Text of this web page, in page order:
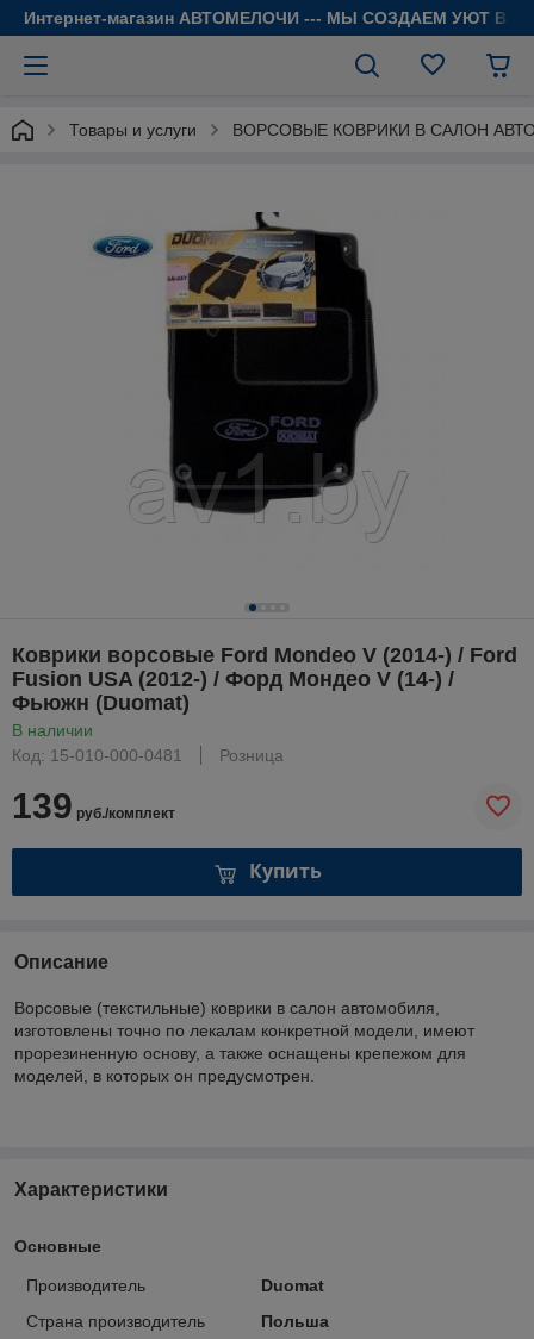
Интернет-магазин АВТОМЕЛОЧИ --- МЫ СОЗДАЕМ УЮТ В
Товары и услуги ВОРСОВЫЕ КОВРИКИ В САЛОН
Коврики ворсовые Ford Mondeo V (2014-) / Ford
Fusion USA (2012-) / Форд Мондео V (14-) /
Фьюжн (Duomat)
В наличии
Код: 15-010-000-0481
Розница
139 руб./комплект
Купить
Описание
Ворсовые (текстильные) коврики в салон автомобиля,
изготовлены точно по лекалам конкретной модели, имеют
прорезиненную основу, а также оснащены крепежом для
моделей, в которых он предусмотрен.
Характеристики
Основные
Производитель
Duomat
Страна производитель
Польша